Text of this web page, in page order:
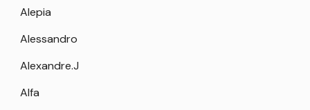
Alepia
Alessandro
Alexandre.J
Alfa